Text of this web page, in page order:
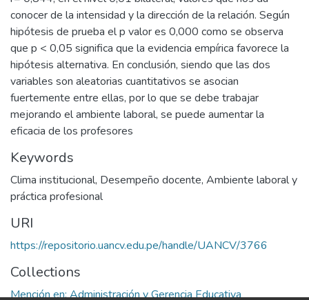
conocer de la intensidad y la dirección de la relación. Según
hipótesis de prueba el p valor es 0,000 como se observa
que p < 0,05 significa que la evidencia empírica favorece la
hipótesis alternativa. En conclusión, siendo que las dos
variables son aleatorias cuantitativos se asocian
fuertemente entre ellas, por lo que se debe trabajar
mejorando el ambiente laboral, se puede aumentar la
eficacia de los profesores
Keywords
Clima institucional, Desempeño docente, Ambiente laboral y
práctica profesional
URI
https://repositorio.uancv.edu.pe/handle/UANCV/3766
Collections
Mención en: Administración y Gerencia Educativa